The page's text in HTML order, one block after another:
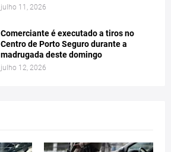
julho 11, 2026
Comerciante é executado a tiros no
Centro de Porto Seguro durante a
madrugada deste domingo
julho 12, 2026